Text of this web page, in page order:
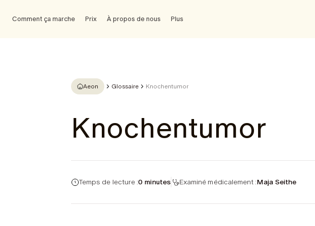
Comment ça marche Prix À propos de nous Plus
Aeon Glossaire Knochentumor
Knochentumor
Temps de lecture :0 minutes Examiné médicalement :Maja Seithe